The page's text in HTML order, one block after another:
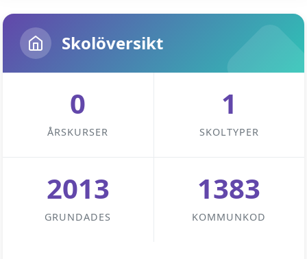
Skolöversikt
0
ÅRSKURSER
1
SKOLTYPER
2013
GRUNDADES
1383
KOMMUNKOD